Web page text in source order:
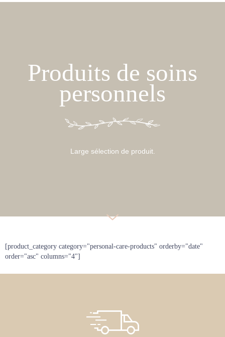
Produits de soins
personnels
Large sélection de produit.
[product_category category="personal-care-products" orderby="date"
order="asc" columns="4"]